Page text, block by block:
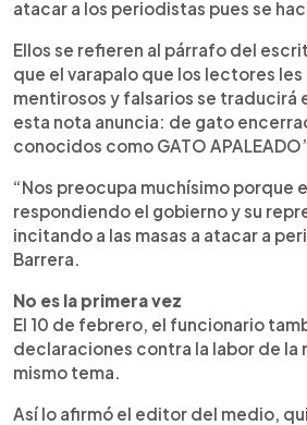
atacar a los periodistas pues se
Ellos se refieren al párrafo del
que el varapalo que los lectores
mentirosos y falsarios se traducirá
esta nota anuncia: de gato
conocidos como GATO
“Nos preocupa muchísimo porque
respondiendo el gobierno y su
incitando a las masas a atacar a
Barrera.
No es la primera vez
El 10 de febrero, el funcionario
declaraciones contra la labor de la
mismo tema.
Así lo afirmó el editor del medio,